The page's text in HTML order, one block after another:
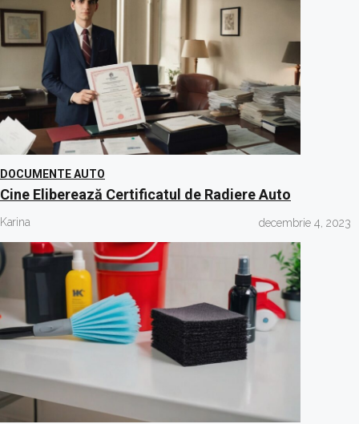
DOCUMENTE AUTO
Cine Eliberează Certificatul de Radiere Auto
Karina decembrie 4, 2023